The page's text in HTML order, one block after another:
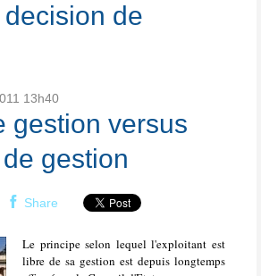
de
13h40
gestion versus
gestion
Share
Le principe selon lequel l'exploitant est
libre de sa gestion est depuis longtemps